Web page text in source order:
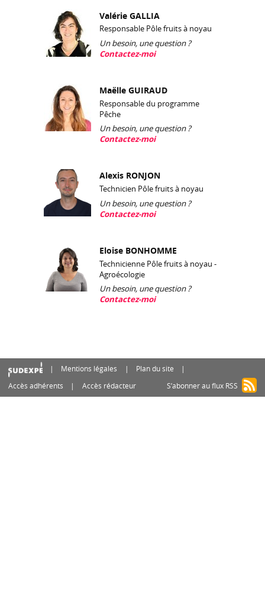
Valérie GALLIA
Responsable Pôle fruits à noyau
Un besoin, une question ?
Contactez-moi
Maëlle GUIRAUD
Responsable du programme
Pêche
Un besoin, une question ?
Contactez-moi
Alexis RONJON
Technicien Pôle fruits à noyau
Un besoin, une question ?
Contactez-moi
Eloise BONHOMME
Technicienne Pôle fruits à noyau -
Agroécologie
Un besoin, une question ?
Contactez-moi
Mentions légales
Plan du site
Accès adhérents
Accès rédacteur S’abonner au flux RSS